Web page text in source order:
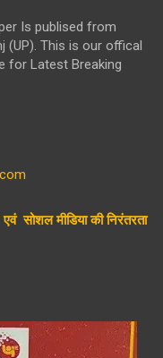
Is publised from
(UP). This is our offical
for Latest Breaking
सोशल मीडिया की निरंतरता